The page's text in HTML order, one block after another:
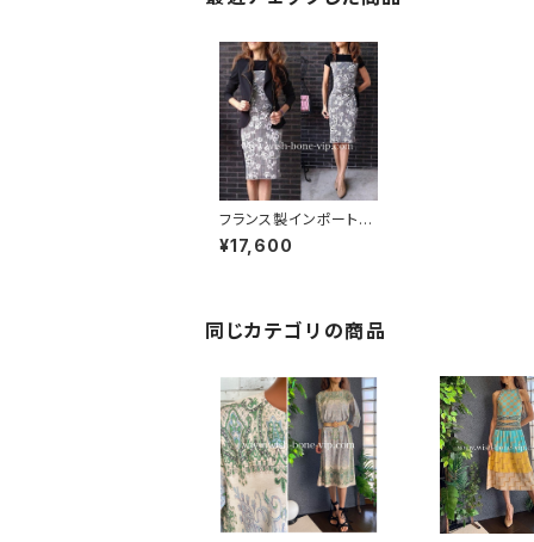
フランス製インポートワ
ンピース｜LONKEL P
ARIS｜タイトワンピー
¥17,600
同じカテゴリの商品